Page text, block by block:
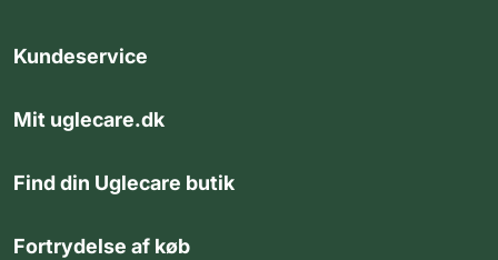
Kundeservice
Mit uglecare.dk
Find din Uglecare butik
Fortrydelse af køb